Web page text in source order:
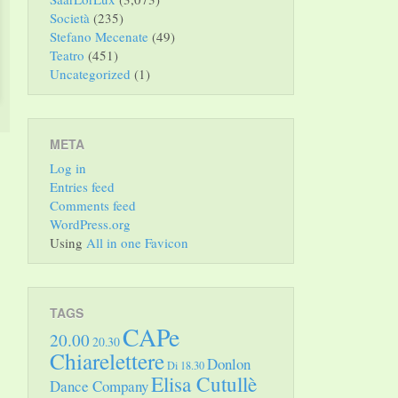
Società (235)
Stefano Mecenate (49)
Teatro (451)
Uncategorized (1)
META
Log in
Entries feed
Comments feed
WordPress.org
Using All in one Favicon
TAGS
20.00 20.30CAPe
ChiarelettereDi 18.30Donlon
Dance CompanyElisa Cutullè